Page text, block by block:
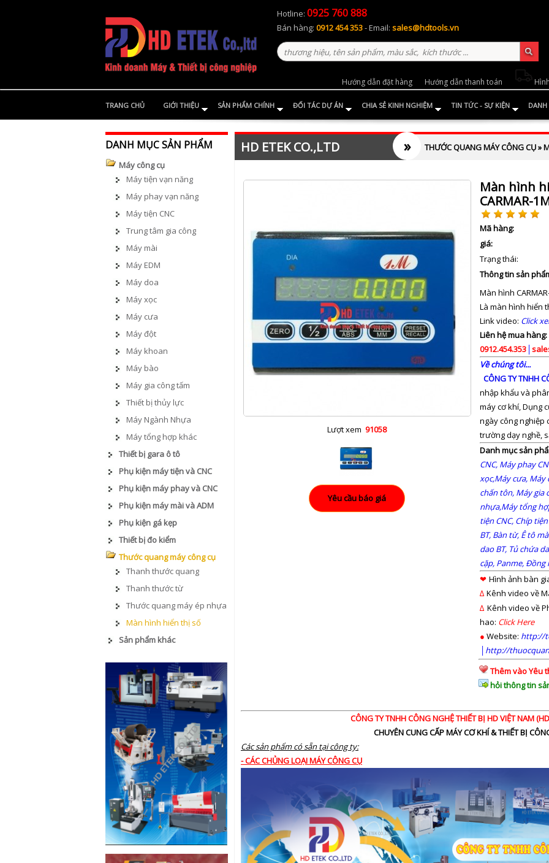
Hotline: 0925 760 888
Bán hàng: 0912 454 353- Email: sales@hdtools.vn
Hướng dẫn đặt hàng Hướng dẫn thanh toán
TRANG CHỦ GIỚI THIỆU SẢN PHẨM CHÍNH ĐỐI TÁC DỰ ÁN CHIA SẺ KINH NGHIỆM TIN TỨC - SỰ KIỆN
DANH MỤC SẢN PHẨM
Máy công cụ
Máy tiện vạn năng
Máy phay vạn năng
Máy tiện CNC
Trung tâm gia công
Máy mài
Máy EDM
Máy doa
Máy xọc
Máy cưa
Máy đột
Máy khoan
Máy bào
Máy gia công tấm
Thiết bị thủy lực
Máy Ngành Nhựa
Máy tổng hợp khác
Thiết bị gara ô tô
Phụ kiện máy tiện và CNC
Phụ kiện máy phay và CNC
Phụ kiện máy mài và ADM
Phụ kiện gá kẹp
Thiết bị đo kiểm
Thước quang máy công cụ
Thanh thước quang
Thanh thước từ
Thước quang máy ép nhựa
Màn hình hiển thị số
Sản phẩm khác
HD ETEK CO.,LTD » THƯỚC QUANG MÁY CÔNG CỤ»
Lượt xem 91058
Màn hình
CARMAR-
Mã hàng:
giá:
Trạng thái:
Thông tin sản
Màn hình
Là màn hình hiển
Link video: Click
Liên hệ mua hàng:
0912.454.353
Về chúng tôi...
CÔNG TY TNHH
nhập khẩu và
máy cơ khí, Dụng
ngày công nghiệp
trường dạy nghề,
Danh mục sản
CNC, Máy phay
xọc,Máy cưa, Máy
chấn tôn, Máy gia
nhựa,Máy tổng
tiện CNC, Chíp tiện
BT, Bàn từ, Ê tô
dao BT, Tủ chứa
cặp, Panme, Đồng
❤ Hình ảnh bàn
∆ Kênh video về
∆ Kênh video về
hao: Click Here
● Website: http://
http://
Thêm vào Yêu
hỏi thông tin
CÔNG TY TNHH CÔNG NGHỆ THIẾT BỊ HD VIỆT NAM
CHUYÊN CUNG CẤP MÁY CƠ KHÍ & THIẾT BỊ
Các sản phẩm có sẵn tại công ty:
- CÁC CHỦNG LOẠI MÁY CÔNG CỤ